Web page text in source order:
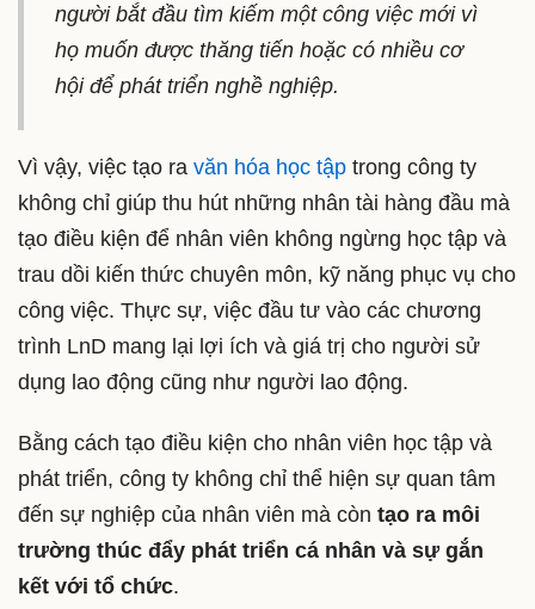
người bắt đầu tìm kiếm một công việc mới vì
họ muốn được thăng tiến hoặc có nhiều cơ
hội để phát triển nghề nghiệp.
Vì vậy, việc tạo ra văn hóa học tập trong công ty
không chỉ giúp thu hút những nhân tài hàng đầu mà
tạo điều kiện để nhân viên không ngừng học tập và
trau dồi kiến thức chuyên môn, kỹ năng phục vụ cho
công việc. Thực sự, việc đầu tư vào các chương
trình LnD mang lại lợi ích và giá trị cho người sử
dụng lao động cũng như người lao động.
Bằng cách tạo điều kiện cho nhân viên học tập và
phát triển, công ty không chỉ thể hiện sự quan tâm
đến sự nghiệp của nhân viên mà còn tạo ra môi
trường thúc đẩy phát triển cá nhân và sự gắn
kết với tổ chức.